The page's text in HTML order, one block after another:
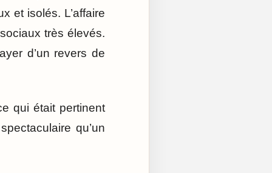
et isolés. L’affaire
très élevés.
d’un revers de
qui était pertinent
qu’un